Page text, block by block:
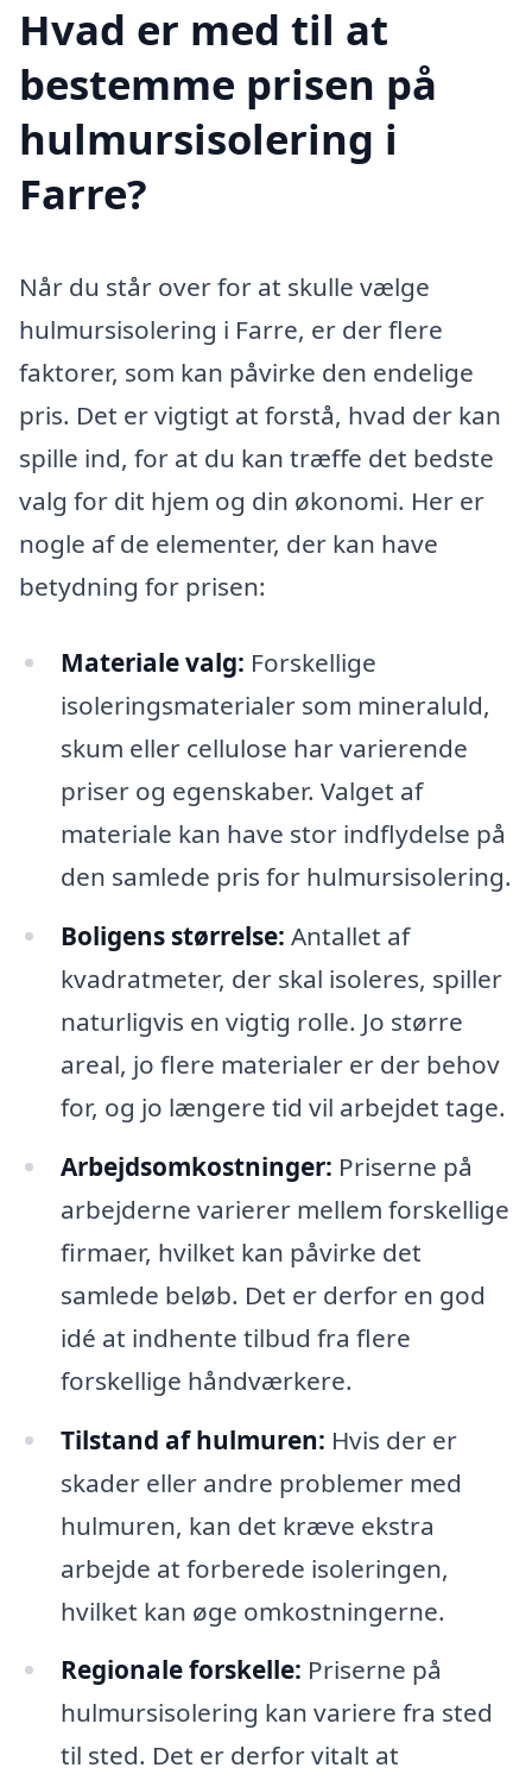
Hvad er med til at
bestemme prisen på
hulmursisolering i
Farre?
Når du står over for at skulle vælge
hulmursisolering i Farre, er der flere
faktorer, som kan påvirke den endelige
pris. Det er vigtigt at forstå, hvad der kan
spille ind, for at du kan træffe det bedste
valg for dit hjem og din økonomi. Her er
nogle af de elementer, der kan have
betydning for prisen:
Materiale valg: Forskellige
isoleringsmaterialer som mineraluld,
skum eller cellulose har varierende
priser og egenskaber. Valget af
materiale kan have stor indflydelse på
den samlede pris for hulmursisolering.
Boligens størrelse: Antallet af
kvadratmeter, der skal isoleres, spiller
naturligvis en vigtig rolle. Jo større
areal, jo flere materialer er der behov
for, og jo længere tid vil arbejdet tage.
Arbejdsomkostninger: Priserne på
arbejderne varierer mellem forskellige
firmaer, hvilket kan påvirke det
samlede beløb. Det er derfor en god
idé at indhente tilbud fra flere
forskellige håndværkere.
Tilstand af hulmuren: Hvis der er
skader eller andre problemer med
hulmuren, kan det kræve ekstra
arbejde at forberede isoleringen,
hvilket kan øge omkostningerne.
Regionale forskelle: Priserne på
hulmursisolering kan variere fra sted
til sted. Det er derfor vitalt at